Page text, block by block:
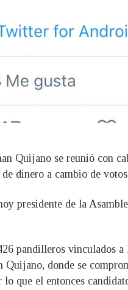
Quijano se reunió con
dinero a cambio de
presidente de la
pandilleros vinculados
donde se
que el entonces